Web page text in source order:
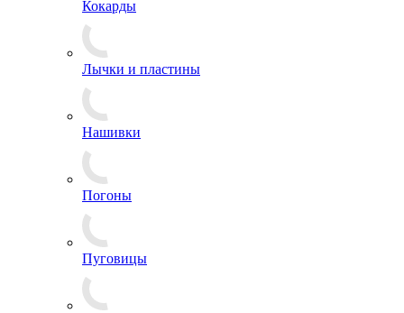
Кокарды
Лычки и пластины
Нашивки
Погоны
Пуговицы